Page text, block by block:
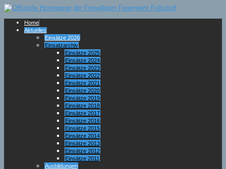
Home
Aktuelles
Einsätze 2026
Einsatzarchiv
Einsätze 2025
Einsätze 2024
Einsätze 2023
Einsätze 2022
Einsätze 2021
Einsätze 2020
Einsätze 2019
Einsätze 2018
Einsätze 2017
Einsätze 2016
Einsätze 2015
Einsätze 2014
Einsätze 2013
Einsätze 2012
Einsätze 2011
Ausbildungen